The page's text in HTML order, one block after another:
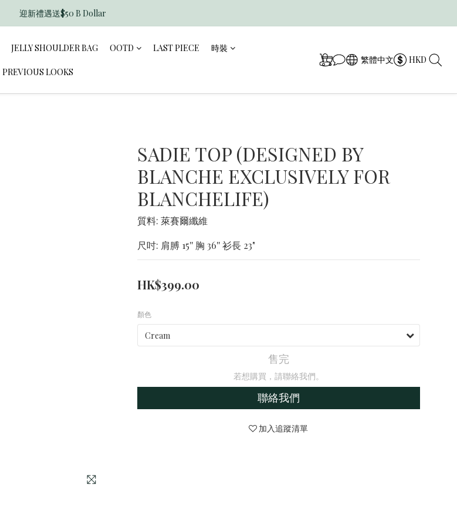
香港訂單滿$600免運費
迎新禮遇送$50 B Dollar
JELLY SHOULDER BAG OOTD LAST PIECE 時裝
PREVIOUS LOOKS
繁體中文 HKD
SADIE TOP (DESIGNED BY
BLANCHE EXCLUSIVELY FOR
BLANCHELIFE)
質料: 萊賽爾纖維
尺吋: 肩膊 15'' 胸 36'' 衫長 23"
HK$399.00
顏色
售完
若想購買，請聯絡我們。
聯絡我們
加入追蹤清單